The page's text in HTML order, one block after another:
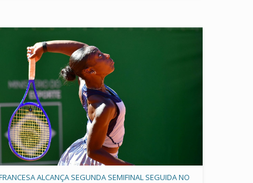
ALCANÇA SEGUNDA SEMIFINAL SEGUIDA NO